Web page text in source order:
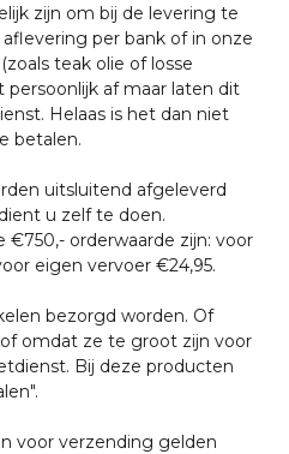
zijn om bij de levering te
per bank of in onze
teak olie of losse
persoonlijk af maar laten dit
Helaas is het dan niet
betalen.
uitsluitend afgeleverd
u zelf te doen.
orderwaarde zijn: voor
eigen vervoer €24,95.
bezorgd worden. Of
omdat ze te groot zijn voor
Bij deze producten
voor verzending gelden